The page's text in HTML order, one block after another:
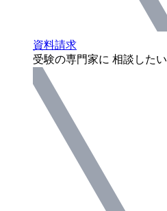
資料請求
受験の専門家に 相談したい